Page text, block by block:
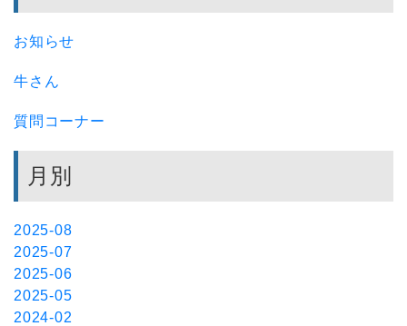
お知らせ
牛さん
質問コーナー
月別
2025-08
2025-07
2025-06
2025-05
2024-02